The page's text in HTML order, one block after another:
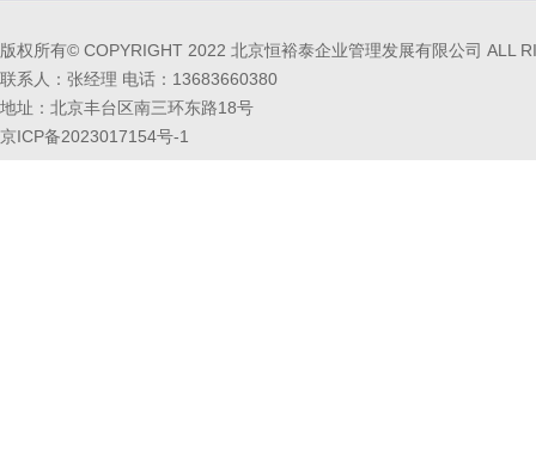
版权所有© COPYRIGHT 2022 北京恒裕泰企业管理发展有限公司 ALL
联系人：张经理 电话：13683660380
地址：北京丰台区南三环东路18号
京ICP备2023017154号-1